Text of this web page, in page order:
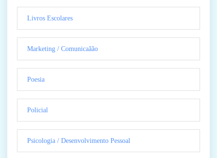
Livros Escolares
Marketing / Comunicaãão
Poesia
Policial
Psicologia / Desenvolvimento Pessoal